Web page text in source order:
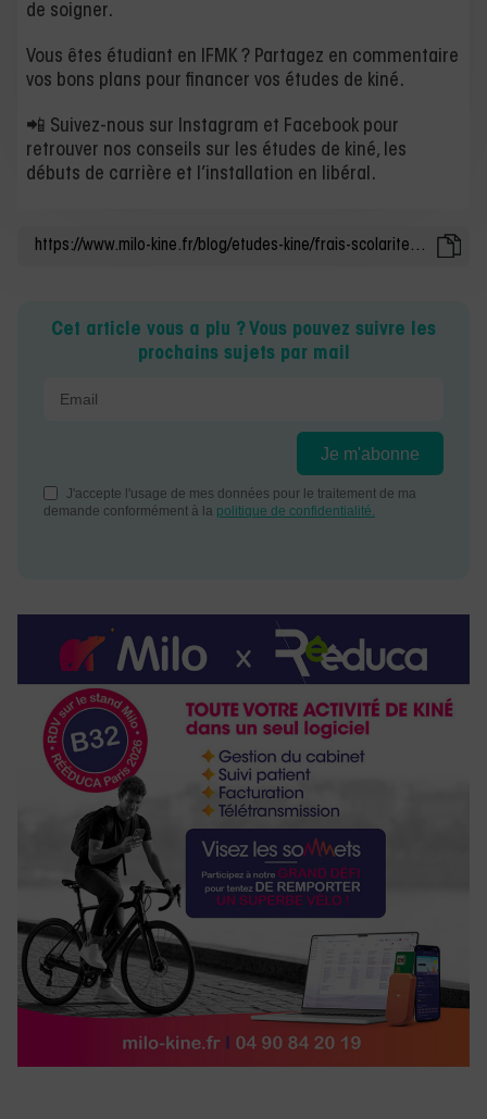
de soigner.
Vous êtes étudiant en IFMK ? Partagez en commentaire
vos bons plans pour financer vos études de kiné.
📲 Suivez-nous sur Instagram et Facebook pour
retrouver nos conseils sur les études de kiné, les
débuts de carrière et l’installation en libéral.
Cet article vous a plu ? Vous pouvez suivre les
prochains sujets par mail